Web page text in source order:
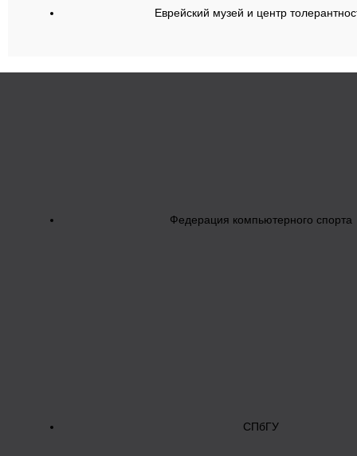
Еврейский музей и центр
Федерация компьютерного спорта
СПбГУ